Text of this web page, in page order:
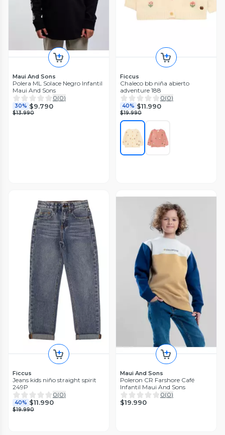
Maui And Sons
Polera ML Solace Negro Infantil
Maui And Sons
0(0)
30% $9.790
$13.990
Ficcus
Chaleco bb niña abierto
adventure 188
0(0)
40% $11.990
$19.990
Ficcus
Jeans kids niño straight spirit
249P
0(0)
40% $11.990
$19.990
Maui And Sons
Poleron CR Farshore Café
Infantil Maui And Sons
0(0)
$19.990